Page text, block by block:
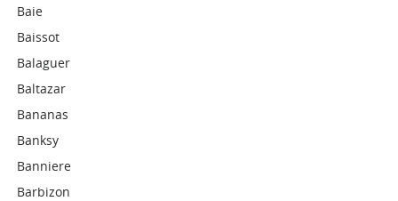
Baie
Baissot
Balaguer
Baltazar
Bananas
Banksy
Banniere
Barbizon